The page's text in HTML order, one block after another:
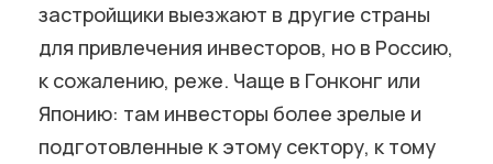
застройщики выезжают в другие страны
для привлечения инвесторов, но в Россию,
к сожалению, реже. Чаще в Гонконг или
Японию: там инвесторы более зрелые и
подготовленные к этому сектору, к тому